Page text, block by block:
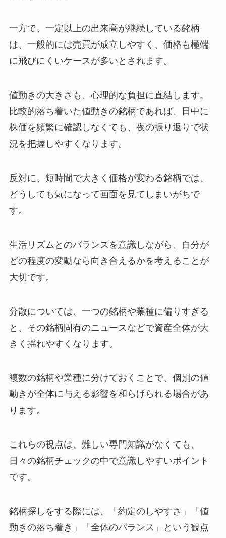
一方で、一定以上の出来高が継続している銘柄
は、一般的には売買が成立しやすく、価格も極端
に飛びにくいケースが多いとされます。
値動きの大きさも、心理的な負担に直結します。
比較的落ち着いた値動きの銘柄であれば、日中に
株価を頻繁に確認しなくても、夜の振り返りで状
況を把握しやすくなります。
反対に、短時間で大きく価格が変わる銘柄では、
どうしても気になって画面を見てしまいがちで
す。
生活リズムとのバランスを意識しながら、自分が
どの程度の変動なら向き合えるかを考えることが
大切です。
分散については、一つの銘柄や業種に偏りすぎる
と、その銘柄固有のニュースなどで資産全体が大
きく揺れやすくなります。
複数の銘柄や業種に分けておくことで、個別の値
動きが全体に与える影響を和らげられる場合があ
ります。
これらの視点は、難しい専門知識がなくても、
日々の銘柄チェックの中で意識しやすいポイント
です。
銘柄探しをする際には、「約定のしやすさ」「値
動きの落ち着き」「全体のバランス」という観点